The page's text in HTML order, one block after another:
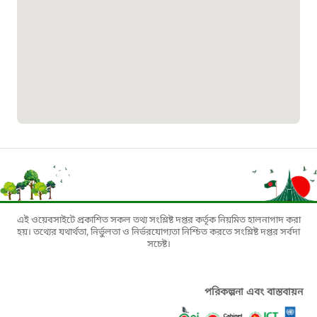
১৬৪৪৫
পাসপোর্ট বাতায়ন হটলাইন
বাংলাদেশ মুক্তিযোদ্ধা কল্যাণ ট্রাস্ট
এই ওয়েবসাইটে প্রকাশিত সকল তথ্য সংশ্লিষ্ট দপ্তর কর্তৃক নিয়মিত হালনাগাদ করা
হয়। তথ্যের যথার্থতা, নির্ভুলতা ও নির্ভরযোগ্যতা নিশ্চিত করতে সংশ্লিষ্ট দপ্তর সর্বদা
সচেষ্ট।
পরিকল্পনা এবং বাস্তবায়ন